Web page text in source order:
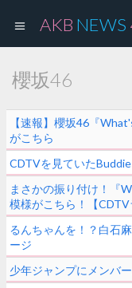
AKB NEWS
櫻坂46
【速報】櫻坂46『
がこちら
CDTVを見ていた
まさかの振り付け！『
模様がこちら！【CDTV
るんちゃんを！？白石
ージ
少年ジャンプにメンバ